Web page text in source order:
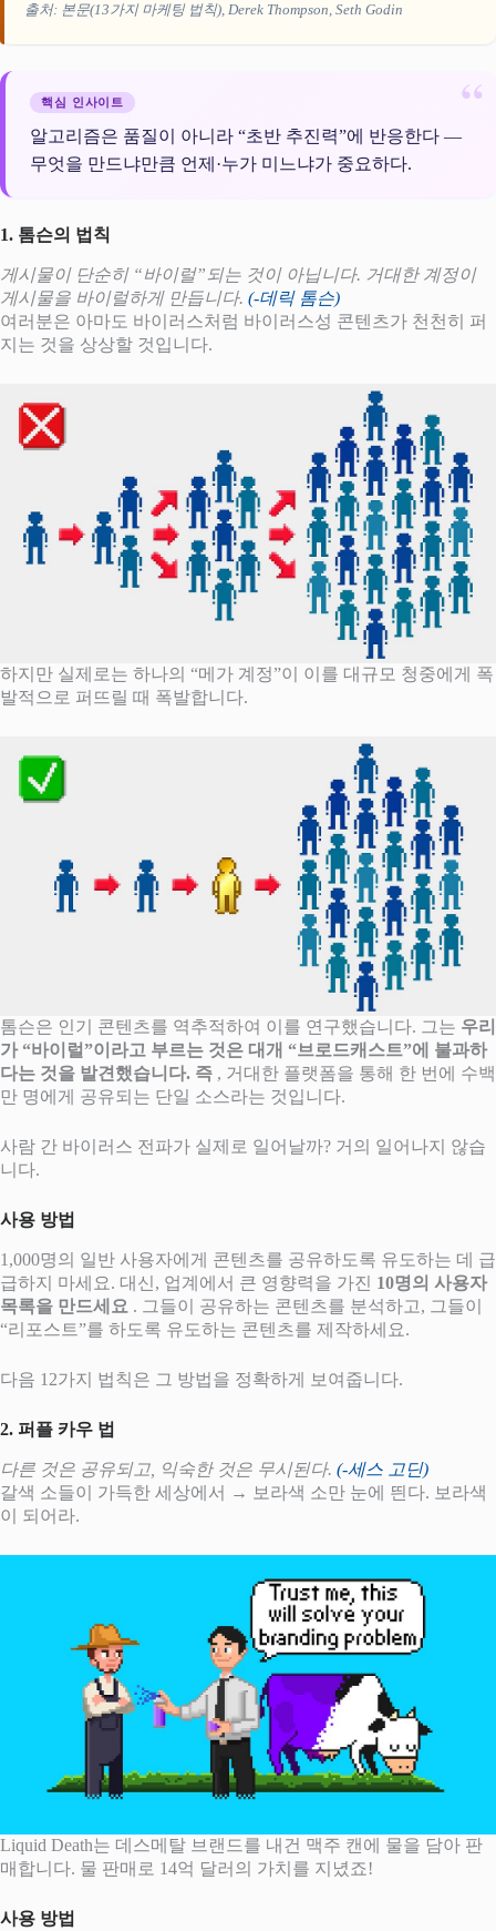
출처: 본문(13가지 마케팅 법칙), Derek Thompson, Seth Godin
핵심 인사이트
알고리즘은 품질이 아니라 “초반 추진력”에 반응한다 —
무엇을 만드냐만큼 언제·누가 미느냐가 중요하다.
1. 톰슨의 법칙
게시물이 단순히 “바이럴”되는 것이 아닙니다. 거대한 계정이
게시물을 바이럴하게 만듭니다. (-데릭 톰슨)
여러분은 아마도 바이러스처럼 바이러스성 콘텐츠가 천천히 퍼
지는 것을 상상할 것입니다.
하지만 실제로는 하나의 “메가 계정”이 이를 대규모 청중에게 폭
발적으로 퍼뜨릴 때 폭발합니다.
톰슨은 인기 콘텐츠를 역추적하여 이를 연구했습니다. 그는 우리
가 “바이럴”이라고 부르는 것은 대개 “브로드캐스트”에 불과하
다는 것을 발견했습니다. 즉 , 거대한 플랫폼을 통해 한 번에 수백
만 명에게 공유되는 단일 소스라는 것입니다.
사람 간 바이러스 전파가 실제로 일어날까? 거의 일어나지 않습
니다.
사용 방법
1,000명의 일반 사용자에게 콘텐츠를 공유하도록 유도하는 데 급
급하지 마세요. 대신, 업계에서 큰 영향력을 가진 10명의 사용자
목록을 만드세요 . 그들이 공유하는 콘텐츠를 분석하고, 그들이
“리포스트”를 하도록 유도하는 콘텐츠를 제작하세요.
다음 12가지 법칙은 그 방법을 정확하게 보여줍니다.
2. 퍼플 카우 법
다른 것은 공유되고, 익숙한 것은 무시된다. (-세스 고딘)
갈색 소들이 가득한 세상에서 → 보라색 소만 눈에 띈다. 보라색
이 되어라.
Liquid Death는 데스메탈 브랜드를 내건 맥주 캔에 물을 담아 판
매합니다. 물 판매로 14억 달러의 가치를 지녔죠!
사용 방법